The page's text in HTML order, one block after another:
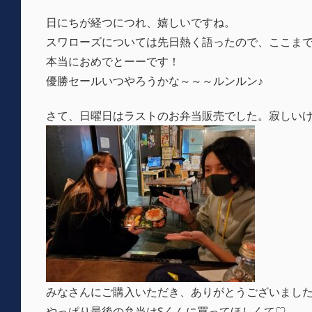
日にちが経つにつれ、嬉しいですね。
スワローズについては先日熱く語ったので、ここま
本当におめでとーーです！
優勝セールいつやろうかな～～～ルンルン♪
さて、日曜日はラストのお弁当販売でした。寂しいけ
みなさんにご購入いただき、ありがとうございました